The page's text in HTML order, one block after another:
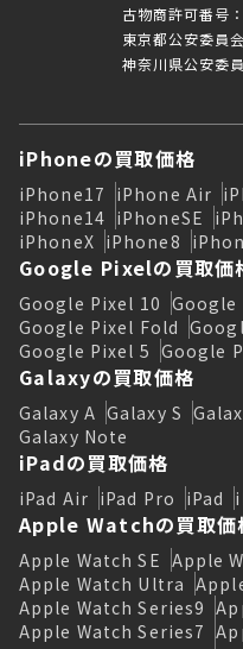
古物商許可番号：
東京都公安委員
神奈川県公安委
iPhoneの買取価格
iPhone17 iPhone Air
iPhone14 iPhoneSE
iPhoneX iPhone8
Google Pixelの買取価
Google Pixel 10 Google
Google Pixel Fold
Google Pixel 5 Google
Galaxyの買取価格
Galaxy A Galaxy S
Galaxy Note
iPadの買取価格
iPad Air iPad Pro iPad
Apple Watchの買取価
Apple Watch SE Apple
Apple Watch Ultra
Apple Watch Series9
Apple Watch Series7